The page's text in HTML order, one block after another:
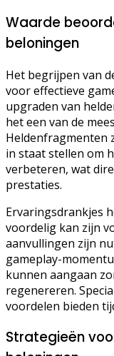
Waarde
beloningen
Het begrijpen van
voor effectieve
upgraden van
het een van de
Heldenfragmenten
in staat stellen om
verbeteren, wat
prestaties.
Ervaringsdrankjes
voordelig kan zijn
aanvullingen zijn
gameplay-
kunnen aangaan
regenereren.
voordelen bieden
Strategieën